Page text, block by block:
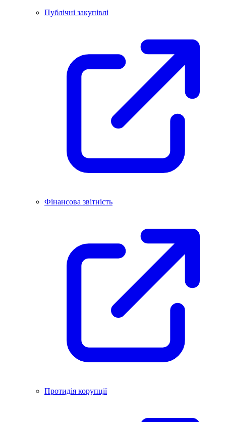
Публічні закупівлі
Фінансова звітність
Протидія корупції